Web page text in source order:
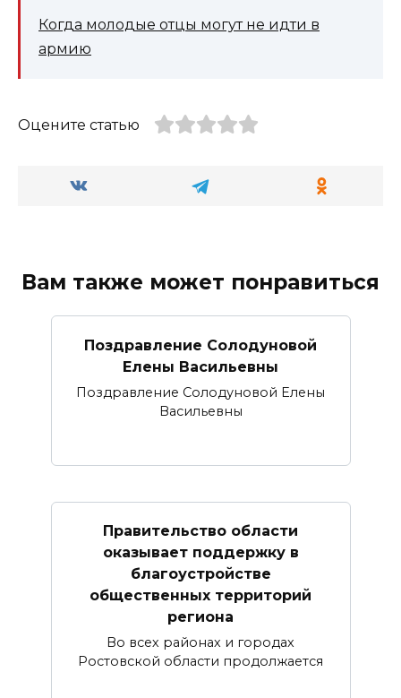
Когда молодые отцы могут не идти в
армию
Оцените статью
Вам также может понравиться
Поздравление Солодуновой
Елены Васильевны
Поздравление Солодуновой Елены
Васильевны
Правительство области
оказывает поддержку в
благоустройстве
общественных территорий
региона
Во всех районах и городах
Ростовской области продолжается